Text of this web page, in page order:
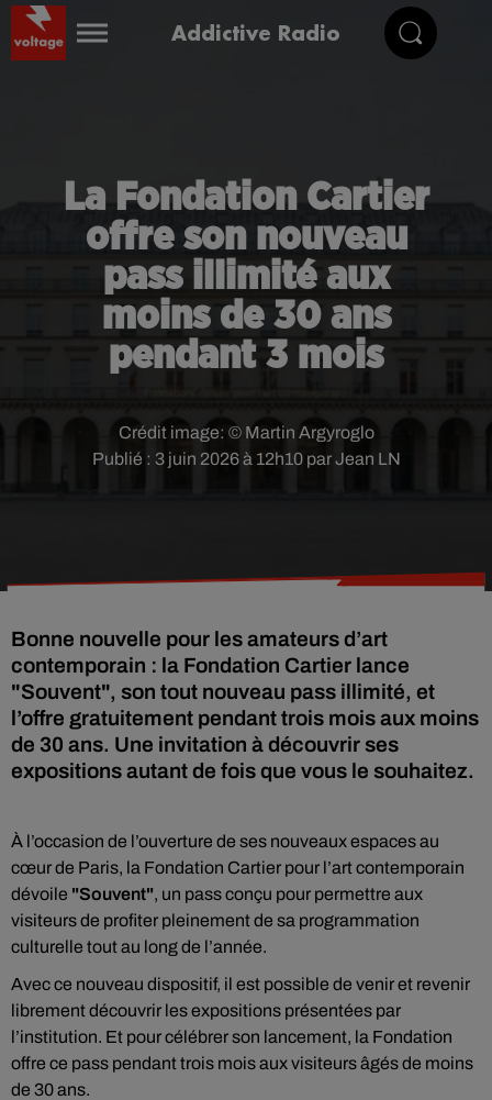
Addictive Radio
La Fondation Cartier
offre son nouveau
pass illimité aux
moins de 30 ans
pendant 3 mois
Publié : 3 juin 2026 à 12h10 par Jean LN
Crédit image: © Martin Argyroglo
Bonne nouvelle pour les amateurs d’art
contemporain : la Fondation Cartier lance
"Souvent", son tout nouveau pass illimité, et
l’offre gratuitement pendant trois mois aux moins
de 30 ans. Une invitation à découvrir ses
expositions autant de fois que vous le souhaitez.
À l’occasion de l’ouverture de ses nouveaux espaces au
cœur de Paris, la Fondation Cartier pour l’art contemporain
dévoile "Souvent", un pass conçu pour permettre aux
visiteurs de profiter pleinement de sa programmation
culturelle tout au long de l’année.
Avec ce nouveau dispositif, il est possible de venir et revenir
librement découvrir les expositions présentées par
l’institution. Et pour célébrer son lancement, la Fondation
offre ce pass pendant trois mois aux visiteurs âgés de moins
de 30 ans.